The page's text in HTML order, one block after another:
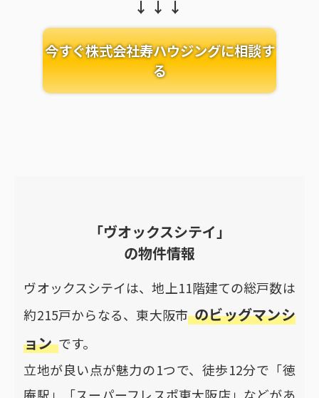
今すぐ株式会社寿ハウジングに相談す
る
「ヴオックスシテイ」
の物件情報
ヴオックスシテイは、地上11階建ての総戸数は
約215戸からなる、東大阪市 のビッグマンシ
ョン です。
立地が良い点が魅力の1つで、徒歩12分で「徳